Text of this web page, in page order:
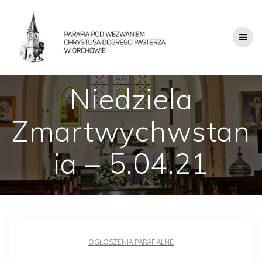
Niedziela
Zmartwychwstan
ia – 5.04.21
OGŁOSZENIA PARAFIALNE